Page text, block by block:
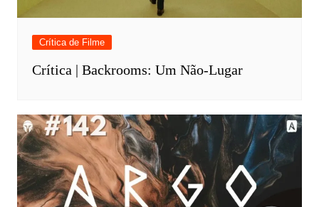
Crítica de Filme
Crítica | Backrooms: Um Não-Lugar